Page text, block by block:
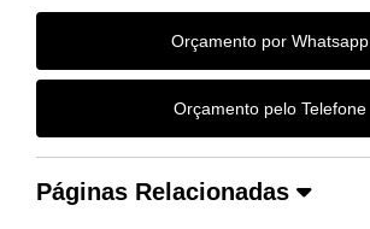
Orçamento por Whatsapp
Orçamento pelo Telefone
Páginas Relacionadas